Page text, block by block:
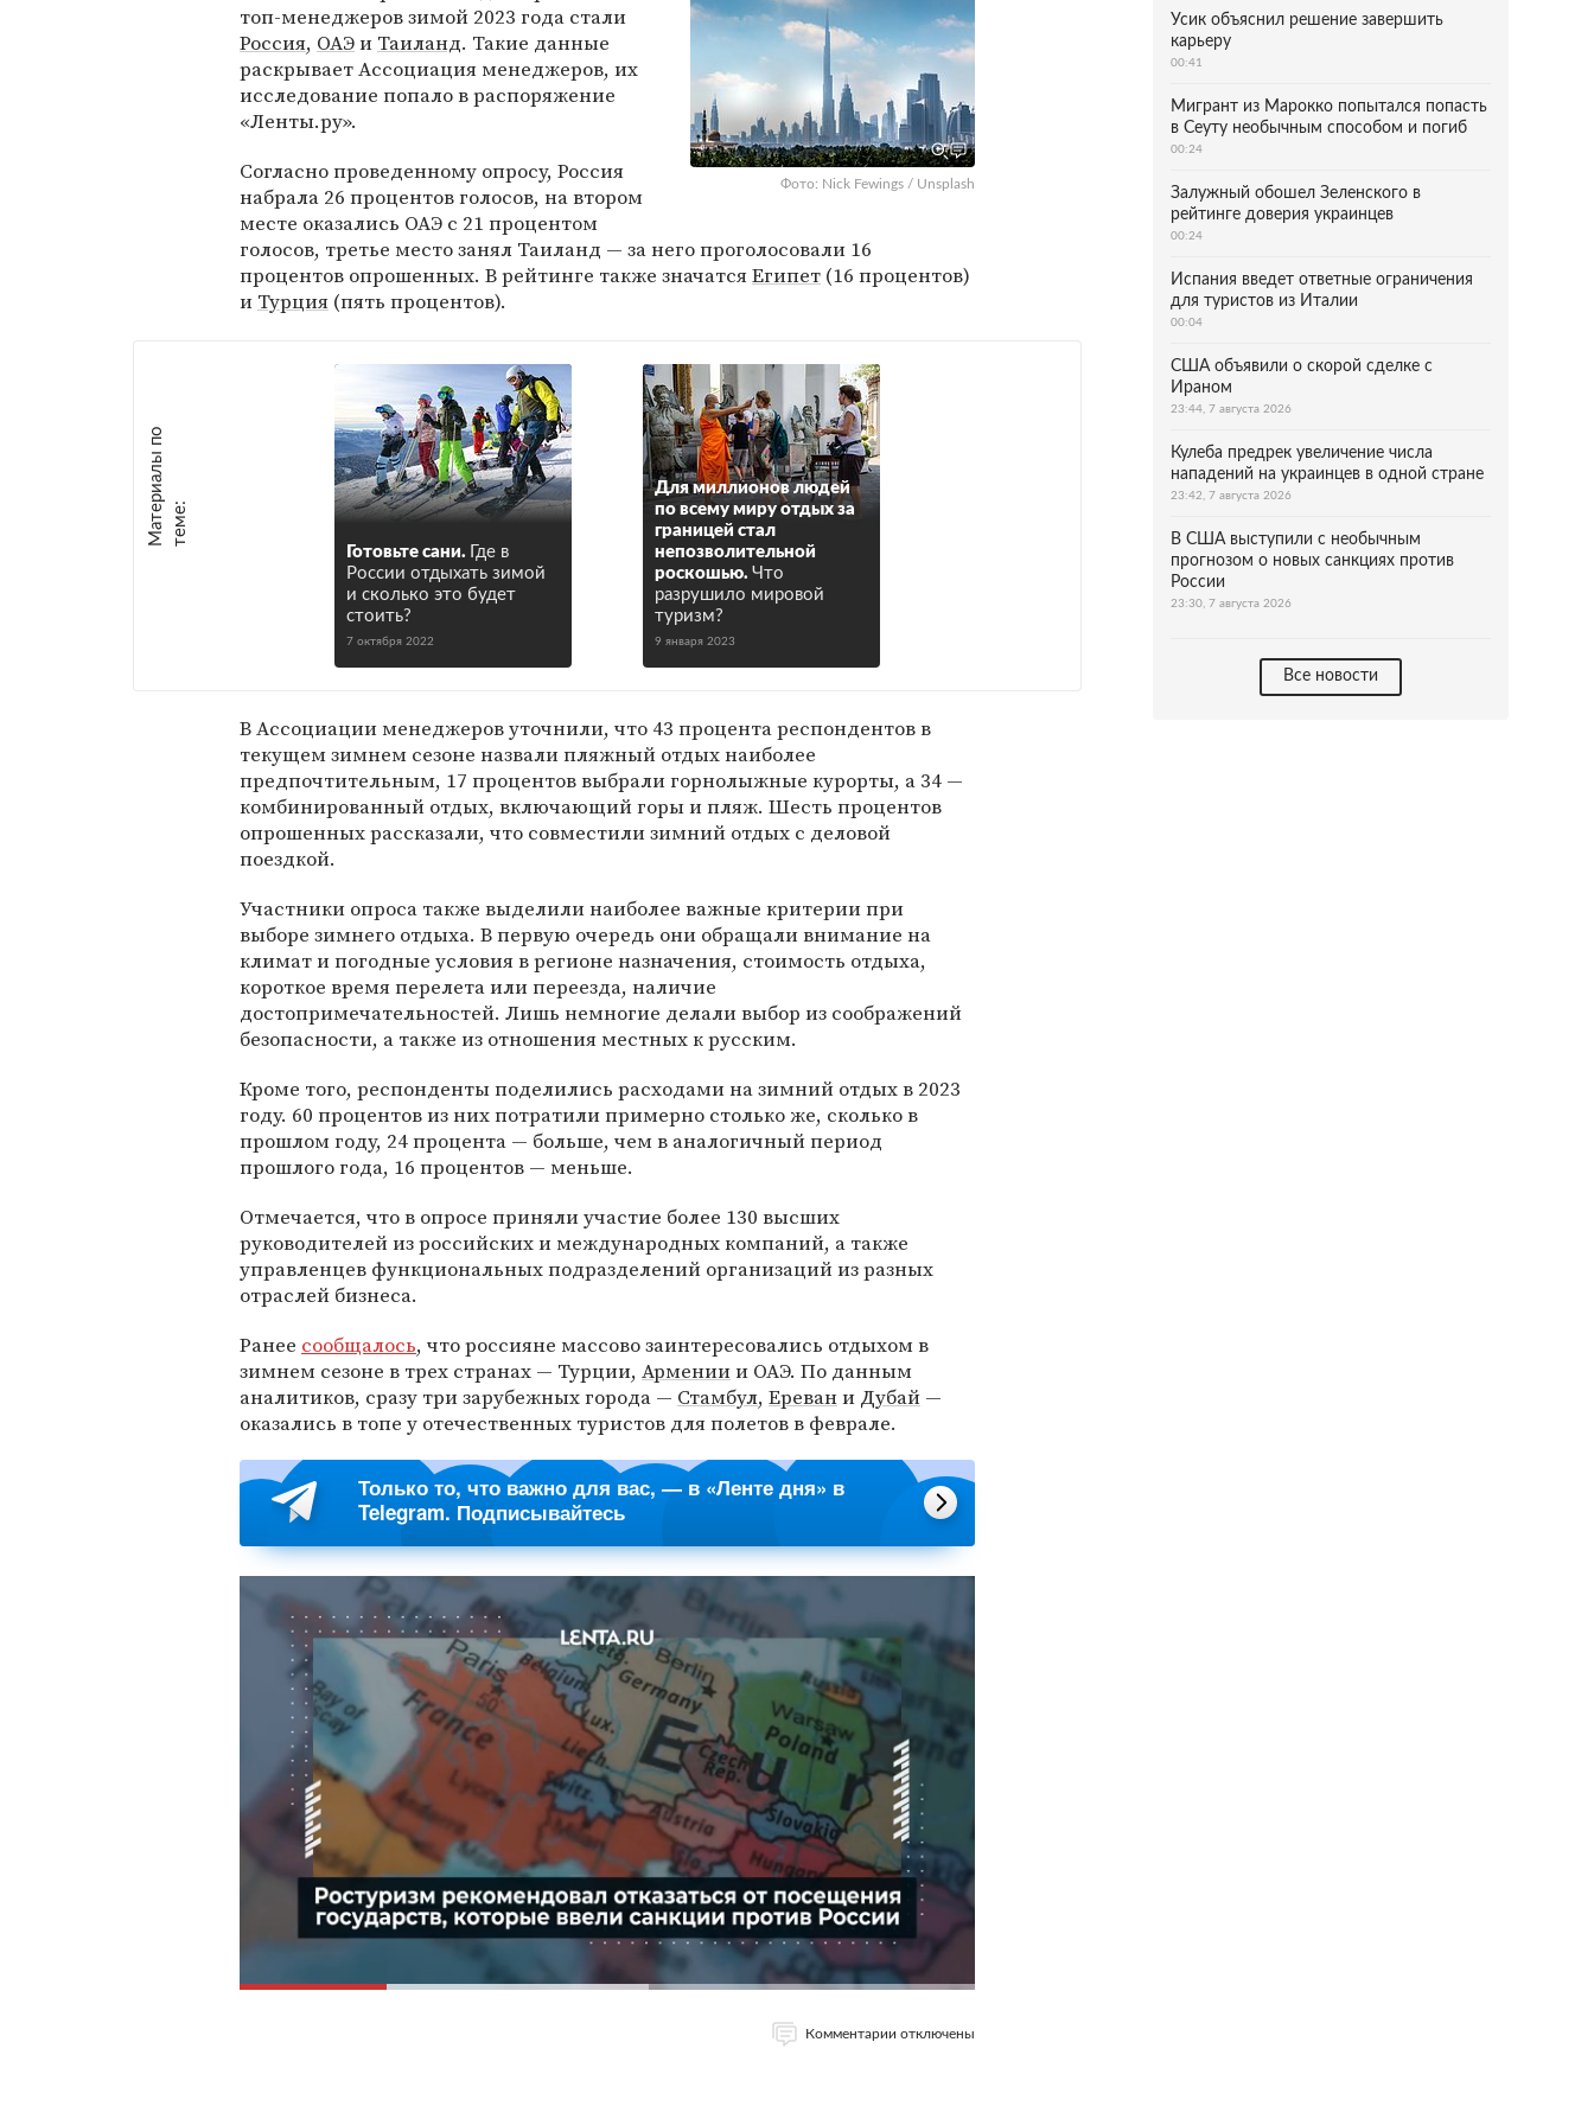
Фото: Nick Fewings / Unsplash
топ-менеджеров зимой 2023 года стали
Россия, ОАЭи Таиланд. Такие данные
раскрывает Ассоциация менеджеров, их
исследование попало в распоряжение
«Ленты.ру».
Согласно проведенному опросу, Россия
набрала 26 процентов голосов, на втором
месте оказались ОАЭ с 21 процентом
голосов, третье место занял Таиланд — за него проголосовали 16
процентов опрошенных. В рейтинге также значатсяЕгипет (16 процентов)
и Турция (пять процентов).
М
а
т е
р
и
а
л
ы
п
о
т
е
м
е :
Готовьте сани. Где в
России отдыхать зимой
и сколько это будет
стоить?
7 октября 2022
Для миллионов людей
по всему миру отдых за
границей стал
непозволительной
роскошью. Что
разрушило мировой
туризм?
9 января 2023
В Ассоциации менеджеров уточнили, что 43 процента респондентов в
текущем зимнем сезоне назвали пляжный отдых наиболее
предпочтительным, 17 процентов выбрали горнолыжные курорты, а 34 —
комбинированный отдых, включающий горы и пляж. Шесть процентов
опрошенных рассказали, что совместили зимний отдых с деловой
поездкой.
Участники опроса также выделили наиболее важные критерии при
выборе зимнего отдыха. В первую очередь они обращали внимание на
климат и погодные условия в регионе назначения, стоимость отдыха,
короткое время перелета или переезда, наличие
достопримечательностей. Лишь немногие делали выбор из соображений
безопасности, а также из отношения местных к русским.
Кроме того, респонденты поделились расходами на зимний отдых в 2023
году. 60 процентов из них потратили примерно столько же, сколько в
прошлом году, 24 процента — больше, чем в аналогичный период
прошлого года, 16 процентов — меньше.
Отмечается, что в опросе приняли участие более 130 высших
руководителей из российских и международных компаний, а также
управленцев функциональных подразделений организаций из разных
отраслей бизнеса.
Ранее сообщалось, что россияне массово заинтересовались отдыхом в
зимнем сезоне в трех странах — Турции, Армениии ОАЭ. По данным
аналитиков, сразу три зарубежных города — Стамбул, Еревани Дубай —
оказались в топе у отечественных туристов для полетов в феврале.
Только то, что важно для вас, — в «Ленте дня» в
Telegram. Подписывайтесь
Комментарии отключены
Усик объяснил решение завершить
карьеру
00:41
Мигрант из Марокко попытался попасть
в Сеуту необычным способом и погиб
00:24
Залужный обошел Зеленского в
рейтинге доверия украинцев
00:24
Испания введет ответные ограничения
для туристов из Италии
00:04
США объявили о скорой сделке с
Ираном
23:44, 7 августа 2026
Кулеба предрек увеличение числа
нападений на украинцев в одной стране
23:42, 7 августа 2026
В США выступили с необычным
прогнозом о новых санкциях против
России
23:30, 7 августа 2026
Все новости